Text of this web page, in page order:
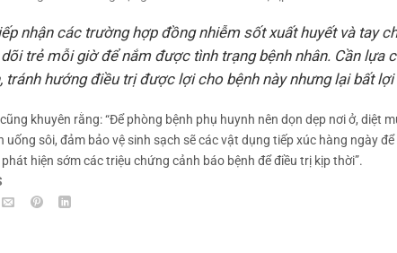
nhận các trường hợp đồng nhiễm sốt xuất huyết và tay
trẻ mỗi giờ để nắm được tình trạng bệnh nhân. Cần
tránh hướng điều trị được lợi cho bệnh này nhưng lại bất
khuyên rằng: “Để phòng bệnh phụ huynh nên dọn dẹp nơi ở,
uống sôi, đảm bảo vệ sinh sạch sẽ các vật dụng tiếp xúc hàng ngày
hiện sớm các triệu chứng cảnh báo bệnh để điều trị kịp thời”.